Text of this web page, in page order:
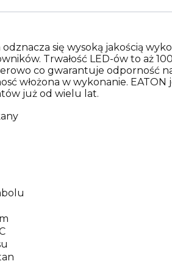
się wysoką jakością
Trwałość LED-ów to aż
co gwarantuje odporność
włożona w wykonanie.
już od wielu lat.